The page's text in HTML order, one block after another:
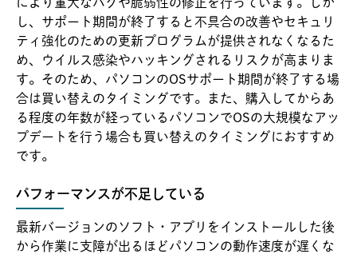
し、サポート期間が終了すると不具合の改善やセキュリ
ティ強化のための更新プログラムが提供されなくなるた
め、ウイルス感染やハッキングされるリスクが高まりま
す。そのため、パソコンのOSサポート期間が終了する場
合は買い替えのタイミングです。また、購入してからあ
る程度の年数が経っているパソコンでOSの大規模なアッ
プデートを行う場合も買い替えのタイミングにおすすめ
です。
パフォーマンスが不足している
最新バージョンのソフト・アプリをインストールした後
から作業に支障が出るほどパソコンの動作速度が遅くな